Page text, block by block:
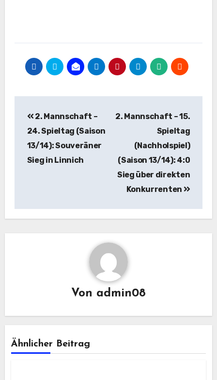
2. Mannschaft –
24. Spieltag (Saison
13/14): Souveräner
Sieg in Linnich
2. Mannschaft – 15.
Spieltag
(Nachholspiel)
(Saison 13/14): 4:0
Sieg über direkten
Konkurrenten
Von admin08
Ähnlicher Beitrag